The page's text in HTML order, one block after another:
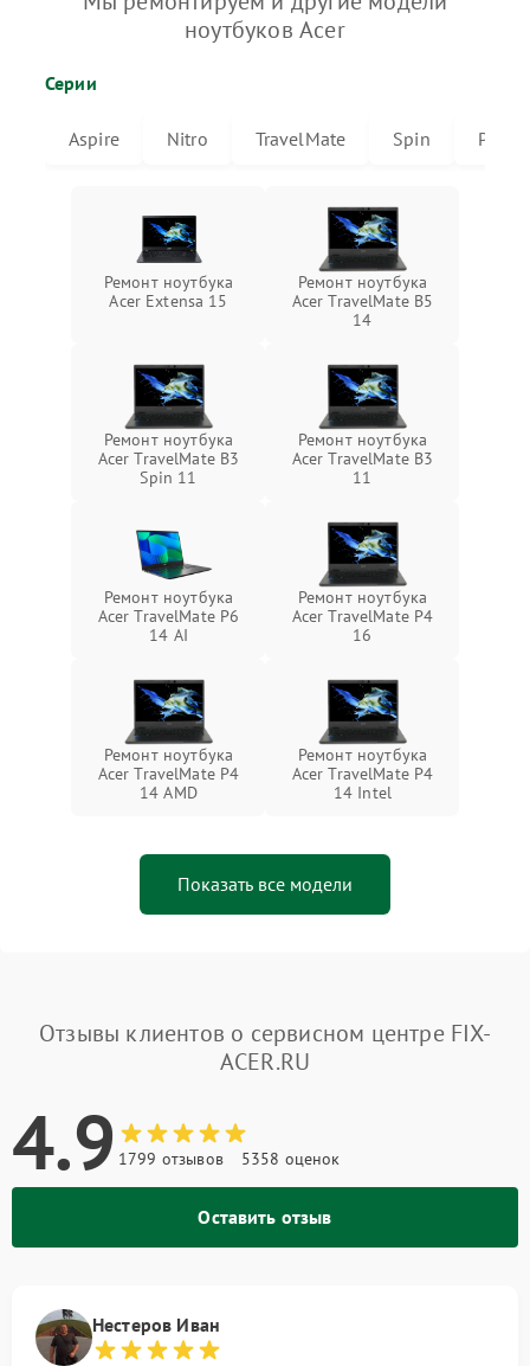
ноутбуков Acer
Серии
Aspire Nitro TravelMate Spin
Ремонт ноутбука
Acer Extensa 15
Ремонт ноутбука
Acer TravelMate B5
14
Ремонт ноутбука
Acer TravelMate B3
Spin 11
Ремонт ноутбука
Acer TravelMate B3
11
Ремонт ноутбука
Acer TravelMate P6
14 AI
Ремонт ноутбука
Acer TravelMate P4
16
Ремонт ноутбука
Acer TravelMate P4
14 AMD
Ремонт ноутбука
Acer TravelMate P4
14 Intel
Показать все модели
Отзывы клиентов о сервисном центре FIX-
ACER.RU
4.9 1799 отзывов 5358 оценок
Оставить отзыв
Нестеров Иван